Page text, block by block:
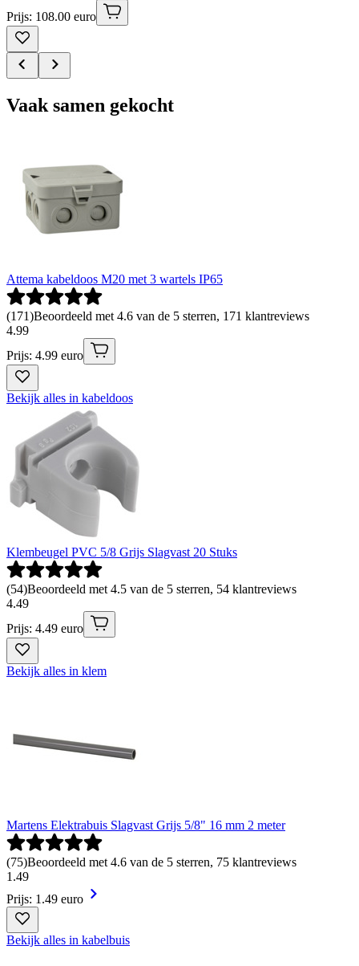
Prijs: 108.00 euro
Vaak samen gekocht
Attema kabeldoos M20 met 3 wartels IP65
(171)Beoordeeld met 4.6 van de 5 sterren, 171 klantreviews
4.99
Prijs: 4.99 euro
Bekijk alles in kabeldoos
Klembeugel PVC 5/8 Grijs Slagvast 20 Stuks
(54)Beoordeeld met 4.5 van de 5 sterren, 54 klantreviews
4.49
Prijs: 4.49 euro
Bekijk alles in klem
Martens Elektrabuis Slagvast Grijs 5/8" 16 mm 2 meter
(75)Beoordeeld met 4.6 van de 5 sterren, 75 klantreviews
1 .49
Prijs: 1.49 euro
Bekijk alles in kabelbuis